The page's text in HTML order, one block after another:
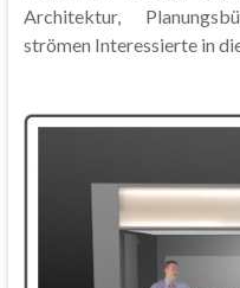
Architektur,
strömen Interessierte in